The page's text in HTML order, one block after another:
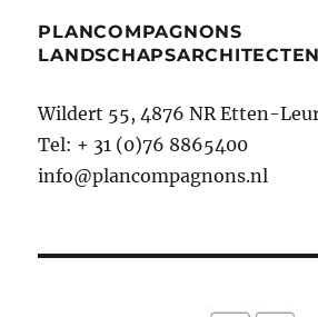
PLANCOMPAGNONS
Wildert 55, 4876 NR Etten-
Tel: + 31 (0)76 8865400
info@plancompagnons.nl